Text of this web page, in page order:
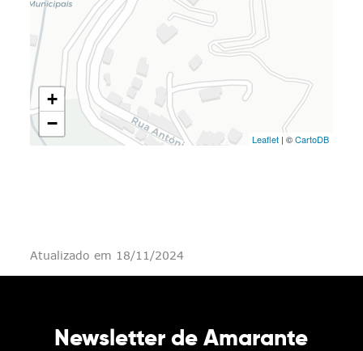
+
−
Leaflet| ©CartoDB
Atualizado em 18/11/2024
Newsletter de Amarante